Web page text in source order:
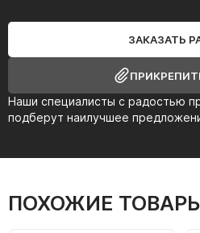
Наши специалисты с радостью
подберут наилучшее
ЗАКАЗАТЬ
ПОХОЖИЕ